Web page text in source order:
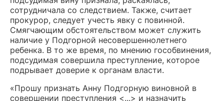
сотрудничала со следствием. Также, считает
прокурор, следует учесть явку с повинной.
Смягчающим обстоятельством может служить
наличие у Подгорной несовершеннолетнего
ребенка. В то же время, по мнению гособвинения,
подсудимая совершила преступление, которое
подрывает доверие к органам власти.
«Прошу признать Анну Подгорную виновной в
совершении преступления <...> и назначить